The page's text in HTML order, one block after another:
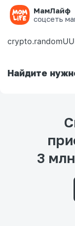
МамЛайф
соцсеть
Ошибка на
Найдите
3